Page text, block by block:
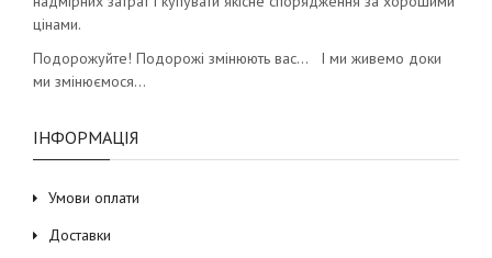
цінами.
Подорожуйте! Подорожі змінюють вас… І ми живемо доки
ми змінюємося…
ІНФОРМАЦІЯ
Умови оплати
Доставки